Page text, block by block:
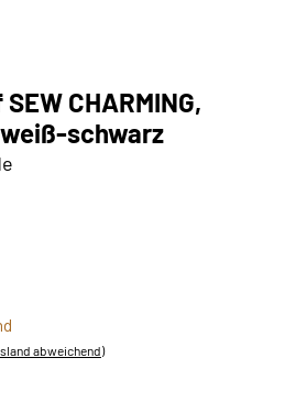
CHARMING,
schwarz
abweichend)